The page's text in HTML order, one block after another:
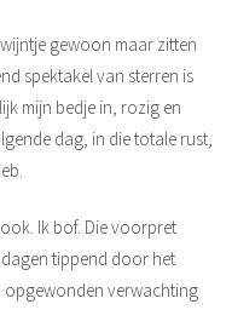
gewoon maar zitten
spektakel van sterren is
mijn bedje in, rozig en
dag, in die totale rust,
Ik bof. Die voorpret
tippend door het
opgewonden verwachting